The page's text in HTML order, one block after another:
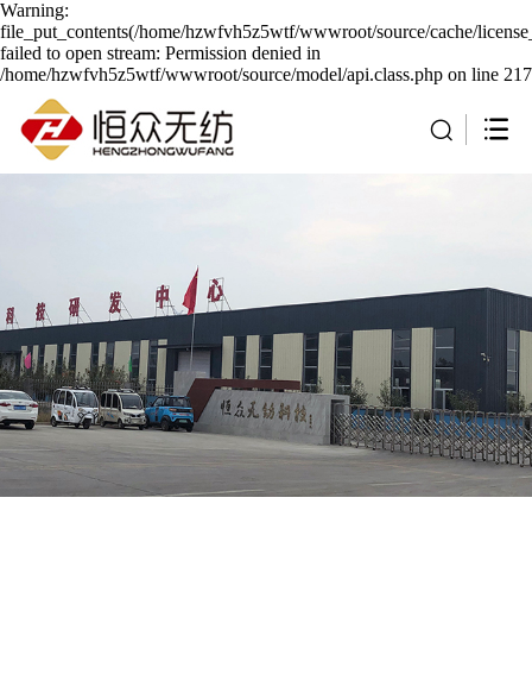
Warning:
file_put_contents(/home/hzwfvh5z5wtf/wwwroot/source/cache/
failed to open stream: Permission denied in
/home/hzwfvh5z5wtf/wwwroot/source/model/api.class.php on line 217